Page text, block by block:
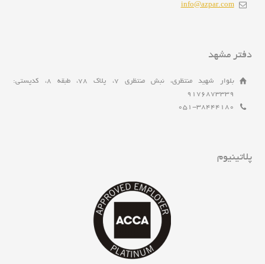
info@azpar.com
دفتر مشهد
بلوار شهید منتظری، نبش منتظری 7، پلاک 78، طبقه 8، کدپستی:
9176873339
051-38444180
پلاتینیوم